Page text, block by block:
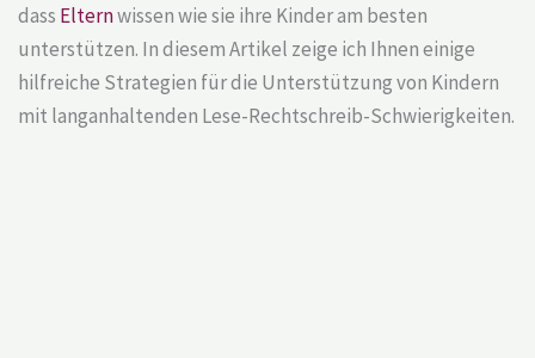
dass Elternwissen wie sie ihre Kinder am besten
unterstützen. In diesem Artikel zeige ich Ihnen einige
hilfreiche Strategien für die Unterstützung von Kindern
mit langanhaltenden Lese-Rechtschreib-Schwierigkeiten.